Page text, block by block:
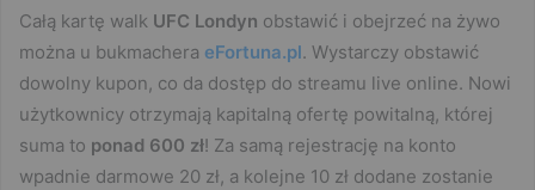
Całą kartę walk UFC Londyn obstawić i obejrzeć na żywo
można u bukmachera eFortuna.pl. Wystarczy obstawić
dowolny kupon, co da dostęp do streamu live online. Nowi
użytkownicy otrzymają kapitalną ofertę powitalną, której
suma to ponad 600 zł! Za samą rejestrację na konto
wpadnie darmowe 20 zł, a kolejne 10 zł dodane zostanie